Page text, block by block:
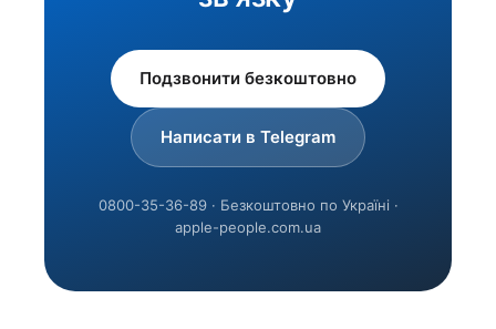
Подзвонити безкоштовно
Написати в Telegram
0800-35-36-89 · Безкоштовно по Україні ·
apple-people.com.ua